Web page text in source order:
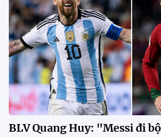
BLV Quang Huy: "Messi đi